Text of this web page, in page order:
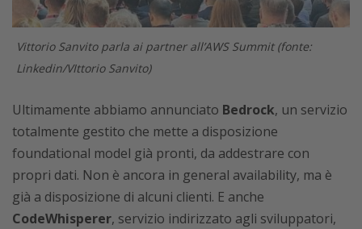
Vittorio Sanvito parla ai partner all’AWS Summit (fonte:
Linkedin/VIttorio Sanvito)
Ultimamente abbiamo annunciato Bedrock, un servizio
totalmente gestito che mette a disposizione
foundational model già pronti, da addestrare con
propri dati. Non è ancora in general availability, ma è
già a disposizione di alcuni clienti. E anche
CodeWhisperer, servizio indirizzato agli sviluppatori,